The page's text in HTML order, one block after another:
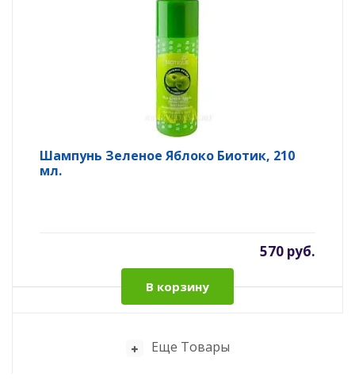
Шампунь Зеленое Яблоко Биотик, 210
мл.
570 руб.
В корзину
Еще Товары